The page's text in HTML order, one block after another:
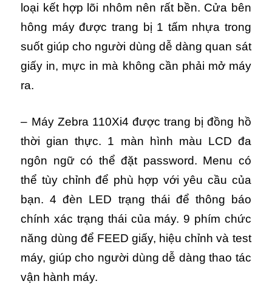
loại kết hợp lõi nhôm nên rất bền. Cửa bên
hông máy được trang bị 1 tấm nhựa trong
suốt giúp cho người dùng dễ dàng quan sát
giấy in, mực in mà không cần phải mở máy
ra.
– Máy Zebra 110Xi4 được trang bị đồng hồ
thời gian thực. 1 màn hình màu LCD đa
ngôn ngữ có thể đặt password. Menu có
thể tùy chỉnh để phù hợp với yêu cầu của
bạn. 4 đèn LED trạng thái để thông báo
chính xác trạng thái của máy. 9 phím chức
năng dùng để FEED giấy, hiệu chỉnh và test
máy, giúp cho người dùng dễ dàng thao tác
vận hành máy.